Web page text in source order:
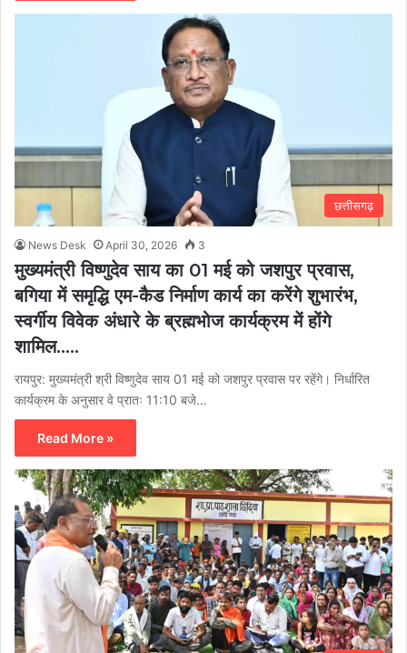
छत्तीसगढ़
News Desk April 30, 2026 3
मुख्यमंत्री विष्णुदेव साय का 01 मई को जशपुर प्रवास,
बगिया में समृद्धि एम-कैड निर्माण कार्य का करेंगे शुभारंभ,
स्वर्गीय विवेक अंधारे के ब्रह्मभोज कार्यक्रम में होंगे
शामिल…..
रायपुर: मुख्यमंत्री श्री विष्णुदेव साय 01 मई को जशपुर प्रवास पर रहेंगे। निर्धारित
कार्यक्रम के अनुसार वे प्रातः 11:10 बजे…
Read More »